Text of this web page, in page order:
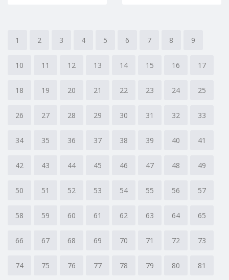
1 2 3 4 5 6 7 8 9
10 11 12 13 14 15 16 17
18 19 20 21 22 23 24 25
26 27 28 29 30 31 32 33
34 35 36 37 38 39 40 41
42 43 44 45 46 47 48 49
50 51 52 53 54 55 56 57
58 59 60 61 62 63 64 65
66 67 68 69 70 71 72 73
74 75 76 77 78 79 80 81